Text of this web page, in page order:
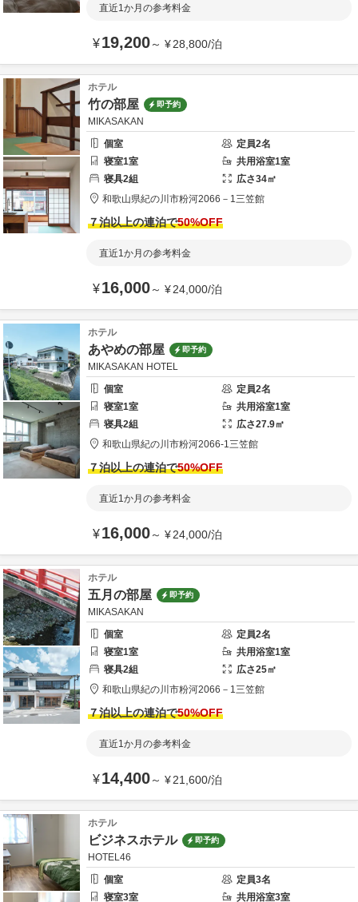
直近1か月の参考料金
¥19,200～ ¥28,800/泊
ホテル
竹の部屋 即予約
MIKASAKAN
個室
定員2名
寝室1室 共用浴室1室
寝具2組 広さ34㎡
和歌山県紀の川市粉河2066－1三笠館
７泊以上の連泊で50%OFF
直近1か月の参考料金
¥16,000～ ¥24,000/泊
ホテル
あやめの部屋 即予約
MIKASAKAN HOTEL
個室
定員2名
寝室1室 共用浴室1室
寝具2組 広さ27.9㎡
和歌山県紀の川市粉河2066-1三笠館
７泊以上の連泊で50%OFF
直近1か月の参考料金
¥16,000～ ¥24,000/泊
ホテル
五月の部屋 即予約
MIKASAKAN
個室
定員2名
寝室1室 共用浴室1室
寝具2組 広さ25㎡
和歌山県紀の川市粉河2066－1三笠館
７泊以上の連泊で50%OFF
直近1か月の参考料金
¥14,400～ ¥21,600/泊
ホテル
ビジネスホテル 即予約
HOTEL46
個室
定員3名
寝室3室 共用浴室3室